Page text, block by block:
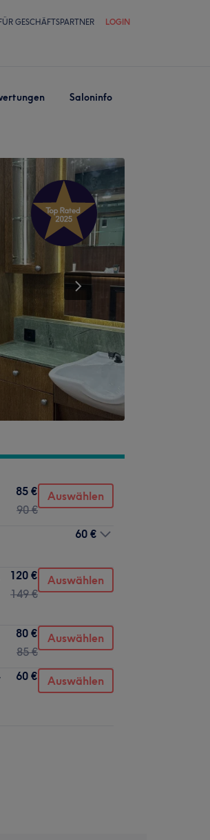
FÜR GESCHÄFTSPARTNER LOGIN
Saloninfo
85 €
90 €
Auswählen
60 €
120 €
149 €
Auswählen
80 €
85 €
Auswählen
60 € Auswählen